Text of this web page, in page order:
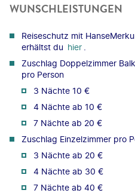
WUNSCHLEISTUNGEN
Reiseschutz mit
erhältst du hier
Zuschlag Doppelzimmer
pro Person
3 Nächte 10 €
4 Nächte ab 10 €
7 Nächte ab 20 €
Zuschlag Einzelzimmer pro
3 Nächte ab 20 €
4 Nächte ab 30 €
7 Nächte ab 40 €